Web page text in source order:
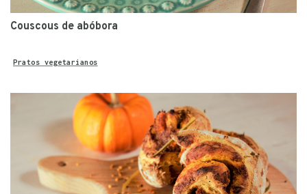
Couscous de abóbora
Pratos vegetarianos